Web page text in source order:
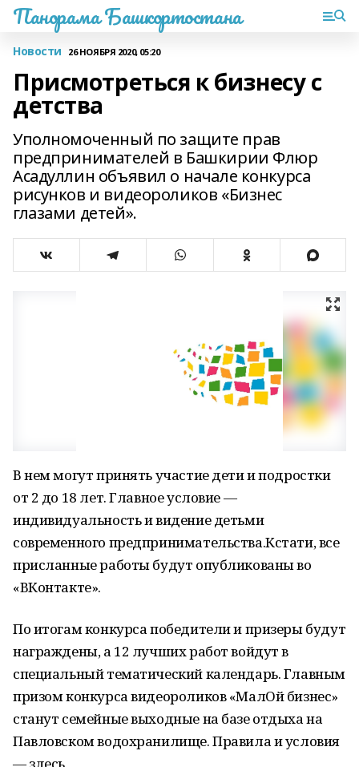
Панорама Башкортостана
Новости 26 НОЯБРЯ 2020, 05:20
Присмотреться к бизнесу с
детства
Уполномоченный по защите прав
предпринимателей в Башкирии Флюр
Асадуллин объявил о начале конкурса
рисунков и видеороликов «Бизнес
глазами детей».
В нем могут принять участие дети и подростки
от 2 до 18 лет. Главное условие —
индивидуальность и видение детьми
современного предпринимательства.Кстати, все
присланные работы будут опубликованы во
«ВКонтакте».
По итогам конкурса победители и призеры будут
награждены, а 12 лучших работ войдут в
специальный тематический календарь. Главным
призом конкурса видеороликов «МалОй бизнес»
станут семейные выходные на базе отдыха на
Павловском водохранилище. Правила и условия